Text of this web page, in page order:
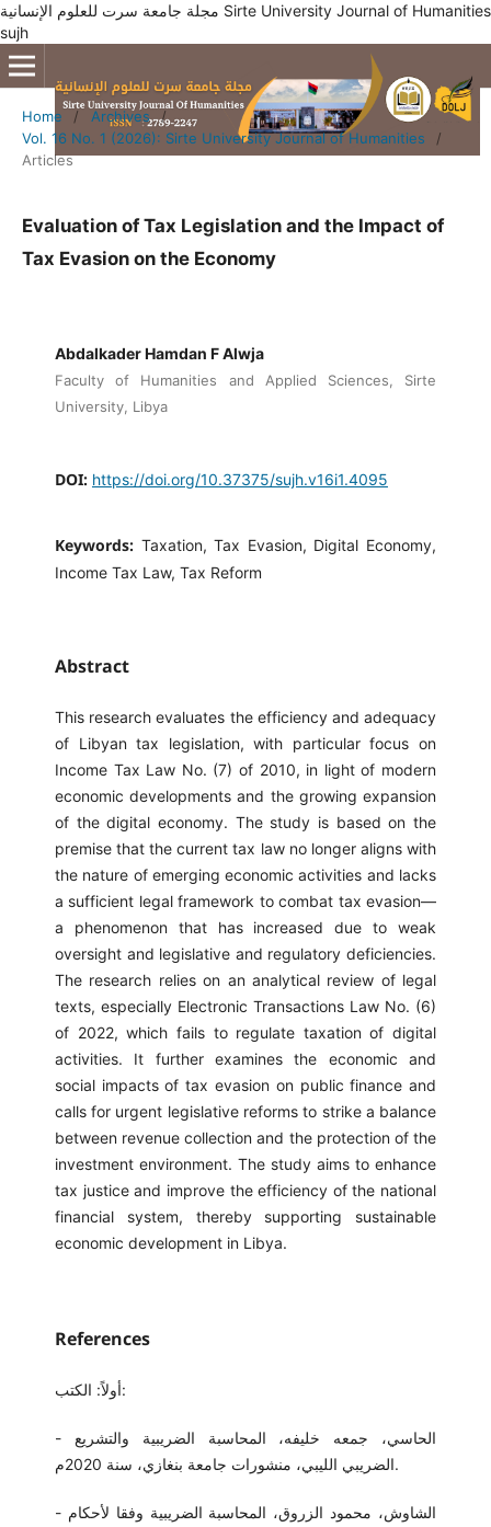
مجلة جامعة سرت للعلوم الإنسانية Sirte University Journal of Humanities
sujh
Home / Archives
/
Vol. 16 No. 1 (2026): Sirte University Journal of Humanities
/
Articles
Evaluation of Tax Legislation and the Impact of
Tax Evasion on the Economy
Abdalkader Hamdan F Alwja
Faculty of Humanities and Applied Sciences, Sirte
University, Libya
DOI: https://doi.org/10.37375/sujh.v16i1.4095
Keywords: Taxation, Tax Evasion, Digital Economy,
Income Tax Law, Tax Reform
Abstract
This research evaluates the efficiency and adequacy
of Libyan tax legislation, with particular focus on
Income Tax Law No. (7) of 2010, in light of modern
economic developments and the growing expansion
of the digital economy. The study is based on the
premise that the current tax law no longer aligns with
the nature of emerging economic activities and lacks
a sufficient legal framework to combat tax evasion—
a phenomenon that has increased due to weak
oversight and legislative and regulatory deficiencies.
The research relies on an analytical review of legal
texts, especially Electronic Transactions Law No. (6)
of 2022, which fails to regulate taxation of digital
activities. It further examines the economic and
social impacts of tax evasion on public finance and
calls for urgent legislative reforms to strike a balance
between revenue collection and the protection of the
investment environment. The study aims to enhance
tax justice and improve the efficiency of the national
financial system, thereby supporting sustainable
economic development in Libya.
References
أولاً: الكتب:
- الحاسي، جمعه خليفه، المحاسبة الضريبية والتشريع
الضريبي الليبي، منشورات جامعة بنغازي، سنة 2020م.
- الشاوش، محمود الزروق، المحاسبة الضريبية وفقا لأحكام